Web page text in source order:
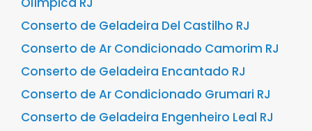
Conserto de Geladeira Del Castilho RJ
Conserto de Ar Condicionado Camorim RJ
Conserto de Geladeira Encantado RJ
Conserto de Ar Condicionado Grumari RJ
Conserto de Geladeira Engenheiro Leal RJ